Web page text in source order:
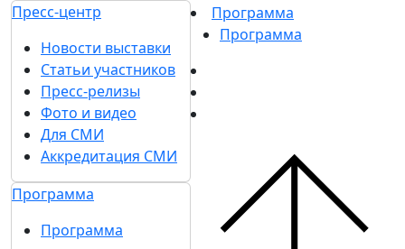
Пресс-центр
Новости выставки
Статьи участников
Пресс-релизы
Фото и видео
Для СМИ
Аккредитация СМИ
Программа
Программа
Программа
Программа